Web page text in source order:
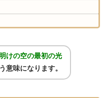
けの空の最初の光
意味になります。